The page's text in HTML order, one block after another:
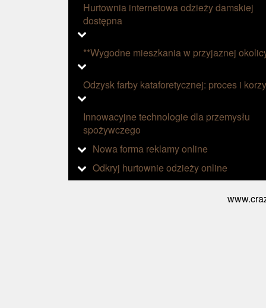
Hurtownia internetowa odzieży damskiej
dostępna
**Wygodne mieszkania w przyjaznej
Odzysk farby kataforetycznej: proces i
Innowacyjne technologie dla przemysłu
spożywczego
Nowa forma reklamy online
Odkryj hurtownie odzieży online